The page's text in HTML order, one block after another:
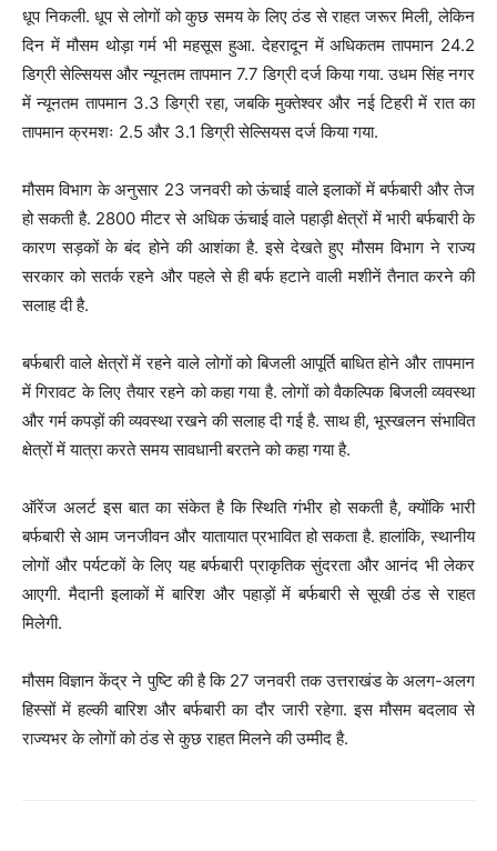
धूप निकली. धूप से लोगों को कुछ समय के लिए ठंड से राहत जरूर मिली, लेकिन
दिन में मौसम थोड़ा गर्म भी महसूस हुआ. देहरादून में अधिकतम तापमान 24.2
डिग्री सेल्सियस और न्यूनतम तापमान 7.7 डिग्री दर्ज किया गया. उधम सिंह नगर
में न्यूनतम तापमान 3.3 डिग्री रहा, जबकि मुक्तेश्वर और नई टिहरी में रात का
तापमान क्रमशः 2.5 और 3.1 डिग्री सेल्सियस दर्ज किया गया.
मौसम विभाग के अनुसार 23 जनवरी को ऊंचाई वाले इलाकों में बर्फबारी और तेज
हो सकती है. 2800 मीटर से अधिक ऊंचाई वाले पहाड़ी क्षेत्रों में भारी बर्फबारी के
कारण सड़कों के बंद होने की आशंका है. इसे देखते हुए मौसम विभाग ने राज्य
सरकार को सतर्क रहने और पहले से ही बर्फ हटाने वाली मशीनें तैनात करने की
सलाह दी है.
बर्फबारी वाले क्षेत्रों में रहने वाले लोगों को बिजली आपूर्ति बाधित होने और तापमान
में गिरावट के लिए तैयार रहने को कहा गया है. लोगों को वैकल्पिक बिजली व्यवस्था
और गर्म कपड़ों की व्यवस्था रखने की सलाह दी गई है. साथ ही, भूस्खलन संभावित
क्षेत्रों में यात्रा करते समय सावधानी बरतने को कहा गया है.
ऑरेंज अलर्ट इस बात का संकेत है कि स्थिति गंभीर हो सकती है, क्योंकि भारी
बर्फबारी से आम जनजीवन और यातायात प्रभावित हो सकता है. हालांकि, स्थानीय
लोगों और पर्यटकों के लिए यह बर्फबारी प्राकृतिक सुंदरता और आनंद भी लेकर
आएगी. मैदानी इलाकों में बारिश और पहाड़ों में बर्फबारी से सूखी ठंड से राहत
मिलेगी.
मौसम विज्ञान केंद्र ने पुष्टि की है कि 27 जनवरी तक उत्तराखंड के अलग-अलग
हिस्सों में हल्की बारिश और बर्फबारी का दौर जारी रहेगा. इस मौसम बदलाव से
राज्यभर के लोगों को ठंड से कुछ राहत मिलने की उम्मीद है.